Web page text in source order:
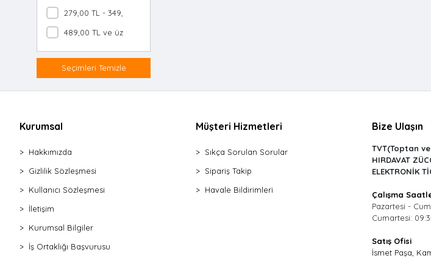
Gönye
Derz Kazıyıcı
Pense Mini
Yan Keski
Karga Burnu
Silikon Tabancası Soğuk Plastik
Makas Teneke
Testere Kıl Seti
Testere Ahşap
Testere Kıl Kolu
Tornavida Bits Uç
279,00 TL - 349,00 TL
489,00 TL ve üzeri
Seçimleri Temizle
Kurumsal
Hakkımızda
Gizlilik Sözleşmesi
Kullanıcı Sözleşmesi
İletişim
Kurumsal Bilgiler
İş Ortaklığı Başvurusu
Müşteri Hizmetleri
Sıkça Sorulan Sorular
Sipariş Takip
Havale Bildirimleri
Bize Ulaşın
TVT(Toptan
HIRDAVAT
ELEKTRONİK
Çalışma
Pazartesi -
Cumartesi:
Satış Ofisi
İsmet Paşa,